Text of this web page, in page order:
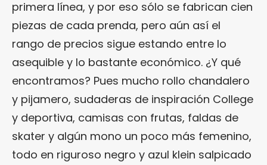
primera línea, y por eso sólo se fabrican cien
piezas de cada prenda, pero aún así el
rango de precios sigue estando entre lo
asequible y lo bastante económico. ¿Y qué
encontramos? Pues mucho rollo chandalero
y pijamero, sudaderas de inspiración College
y deportiva, camisas con frutas, faldas de
skater y algún mono un poco más femenino,
todo en riguroso negro y azul klein salpicado